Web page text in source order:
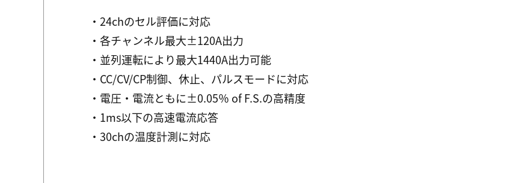
・24chのセル評価に対応
・各チャンネル最大±120A出力
・並列運転により最大1440A出力可能
・CC/CV/CP制御、休止、パルスモードに対応
・電圧・電流ともに±0.05％ of F.S.の高精度
・1ms以下の高速電流応答
・30chの温度計測に対応